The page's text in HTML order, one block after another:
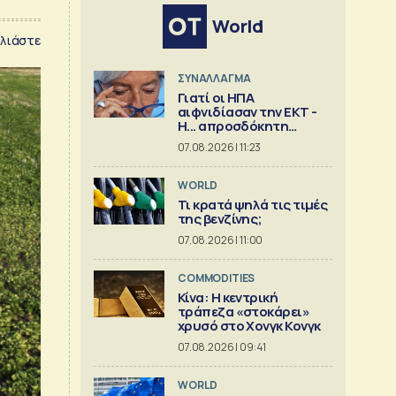
World
ΣΥΝΑΛΛΑΓΜΑ
Γιατί οι ΗΠΑ
αιφνιδίασαν την ΕΚΤ -
Η... απροσδόκητη
κίνηση
07.08.2026 | 11:23
WORLD
Τι κρατά ψηλά τις τιμές
της βενζίνης;
07.08.2026 | 11:00
COMMODITIES
Κίνα: Η κεντρική
τράπεζα «στοκάρει»
χρυσό στο Χονγκ Κονγκ
07.08.2026 | 09:41
WORLD